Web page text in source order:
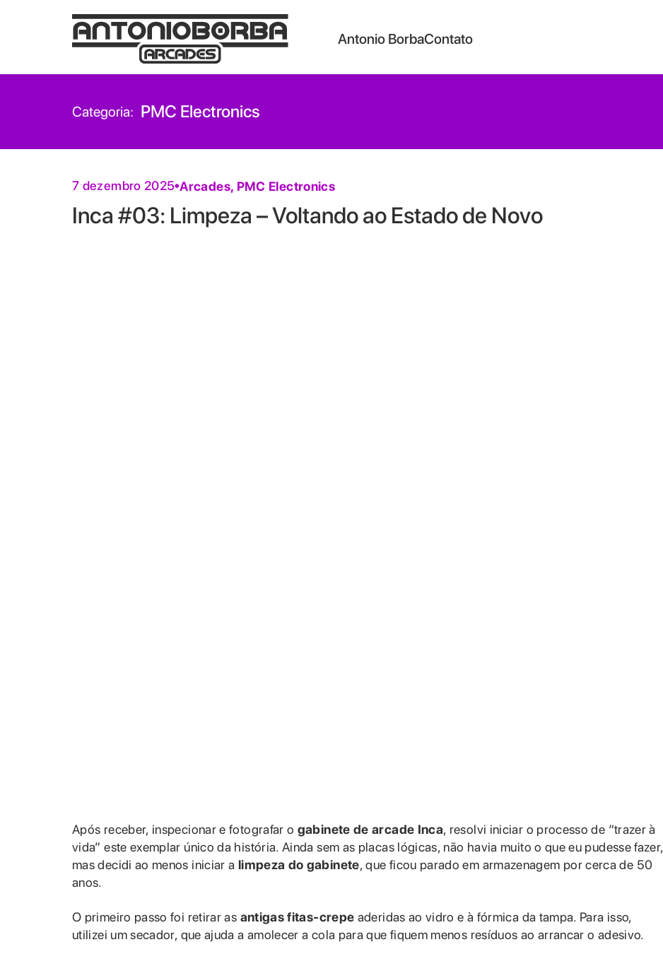
Antonio BorbaContato
Categoria: PMC Electronics
7 dezembro 2025 Arcades, PMC Electronics
Inca #03: Limpeza – Voltando ao Estado de Novo
Após receber, inspecionar e fotografar o gabinete de arcade Inca, resolvi iniciar o processo de “trazer à
vida” este exemplar único da história. Ainda sem as placas lógicas, não havia muito o que eu pudesse fazer,
mas decidi ao menos iniciar a limpeza do gabinete, que ficou parado em armazenagem por cerca de 50
anos.
O primeiro passo foi retirar as antigas fitas-crepe aderidas ao vidro e à fórmica da tampa. Para isso,
utilizei um secador, que ajuda a amolecer a cola para que fiquem menos resíduos ao arrancar o adesivo.